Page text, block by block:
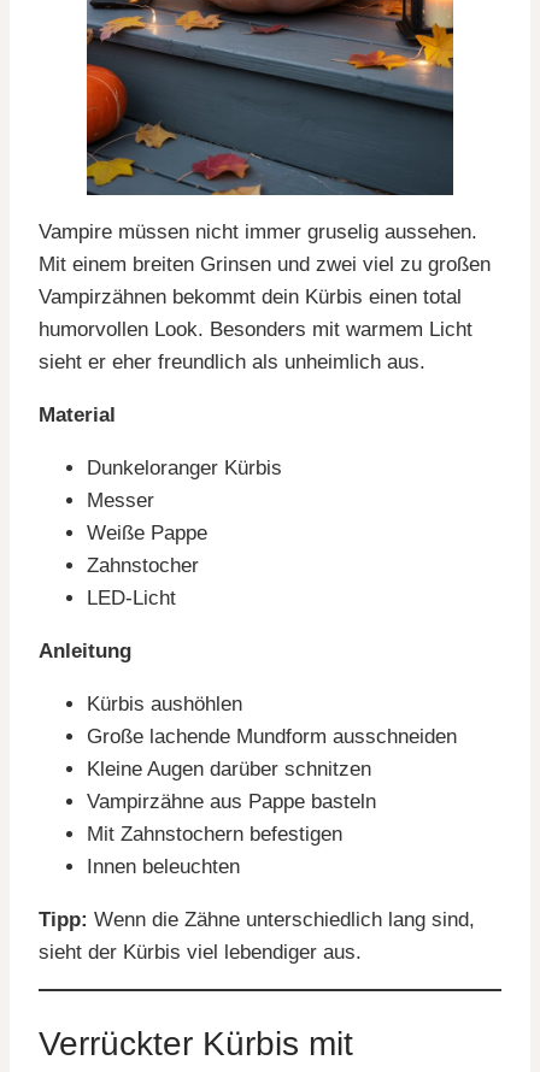
Vampire müssen nicht immer gruselig aussehen.
Mit einem breiten Grinsen und zwei viel zu großen
Vampirzähnen bekommt dein Kürbis einen total
humorvollen Look. Besonders mit warmem Licht
sieht er eher freundlich als unheimlich aus.
Material
Dunkeloranger Kürbis
Messer
Weiße Pappe
Zahnstocher
LED-Licht
Anleitung
Kürbis aushöhlen
Große lachende Mundform ausschneiden
Kleine Augen darüber schnitzen
Vampirzähne aus Pappe basteln
Mit Zahnstochern befestigen
Innen beleuchten
Tipp: Wenn die Zähne unterschiedlich lang sind,
sieht der Kürbis viel lebendiger aus.
Verrückter Kürbis mit